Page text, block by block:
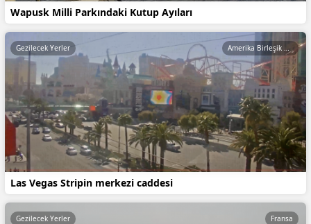
Wapusk Milli Parkındaki Kutup Ayıları
Las Vegas Stripin merkezi caddesi
Gezilecek Yerler Amerika Birleşik Devletleri
Gezilecek Yerler Fransa